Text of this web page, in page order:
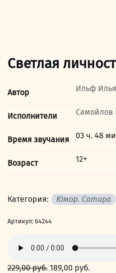
Светлая
Автор Ильф
Исполнители Самойлов
Время звучания 03 ч. 48
Возраст 12+
Категория: Юмор. Сатира
Артикул: 64244
229,00руб. Первоначальная
189,00 руб.